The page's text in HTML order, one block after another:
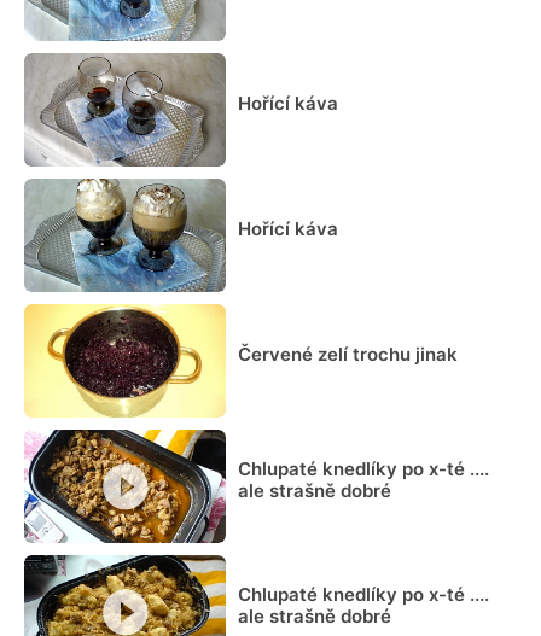
Hořící káva
Hořící káva
Červené zelí trochu jinak
Chlupaté knedlíky po x-té ....
ale strašně dobré
Chlupaté knedlíky po x-té ....
ale strašně dobré